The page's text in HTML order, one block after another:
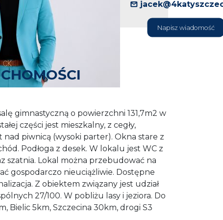
Napisz wiadomość
gimnastyczną o powierzchni 131,7m2 w
części jest mieszkalny, z cegły,
piwnicą (wysoki parter). Okna stare z
Podłoga z desek. W lokalu jest WC z
szatnia. Lokal można przebudować na
gospodarczo nieuciążliwie. Dostępne
Z obiektem związany jest udział
27/100. W pobliżu lasy i jeziora. Do
Bielic 5km, Szczecina 30km, drogi S3